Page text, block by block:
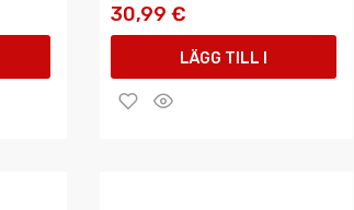
30,99 €
LÄGG TILL I
VARUKORGEN